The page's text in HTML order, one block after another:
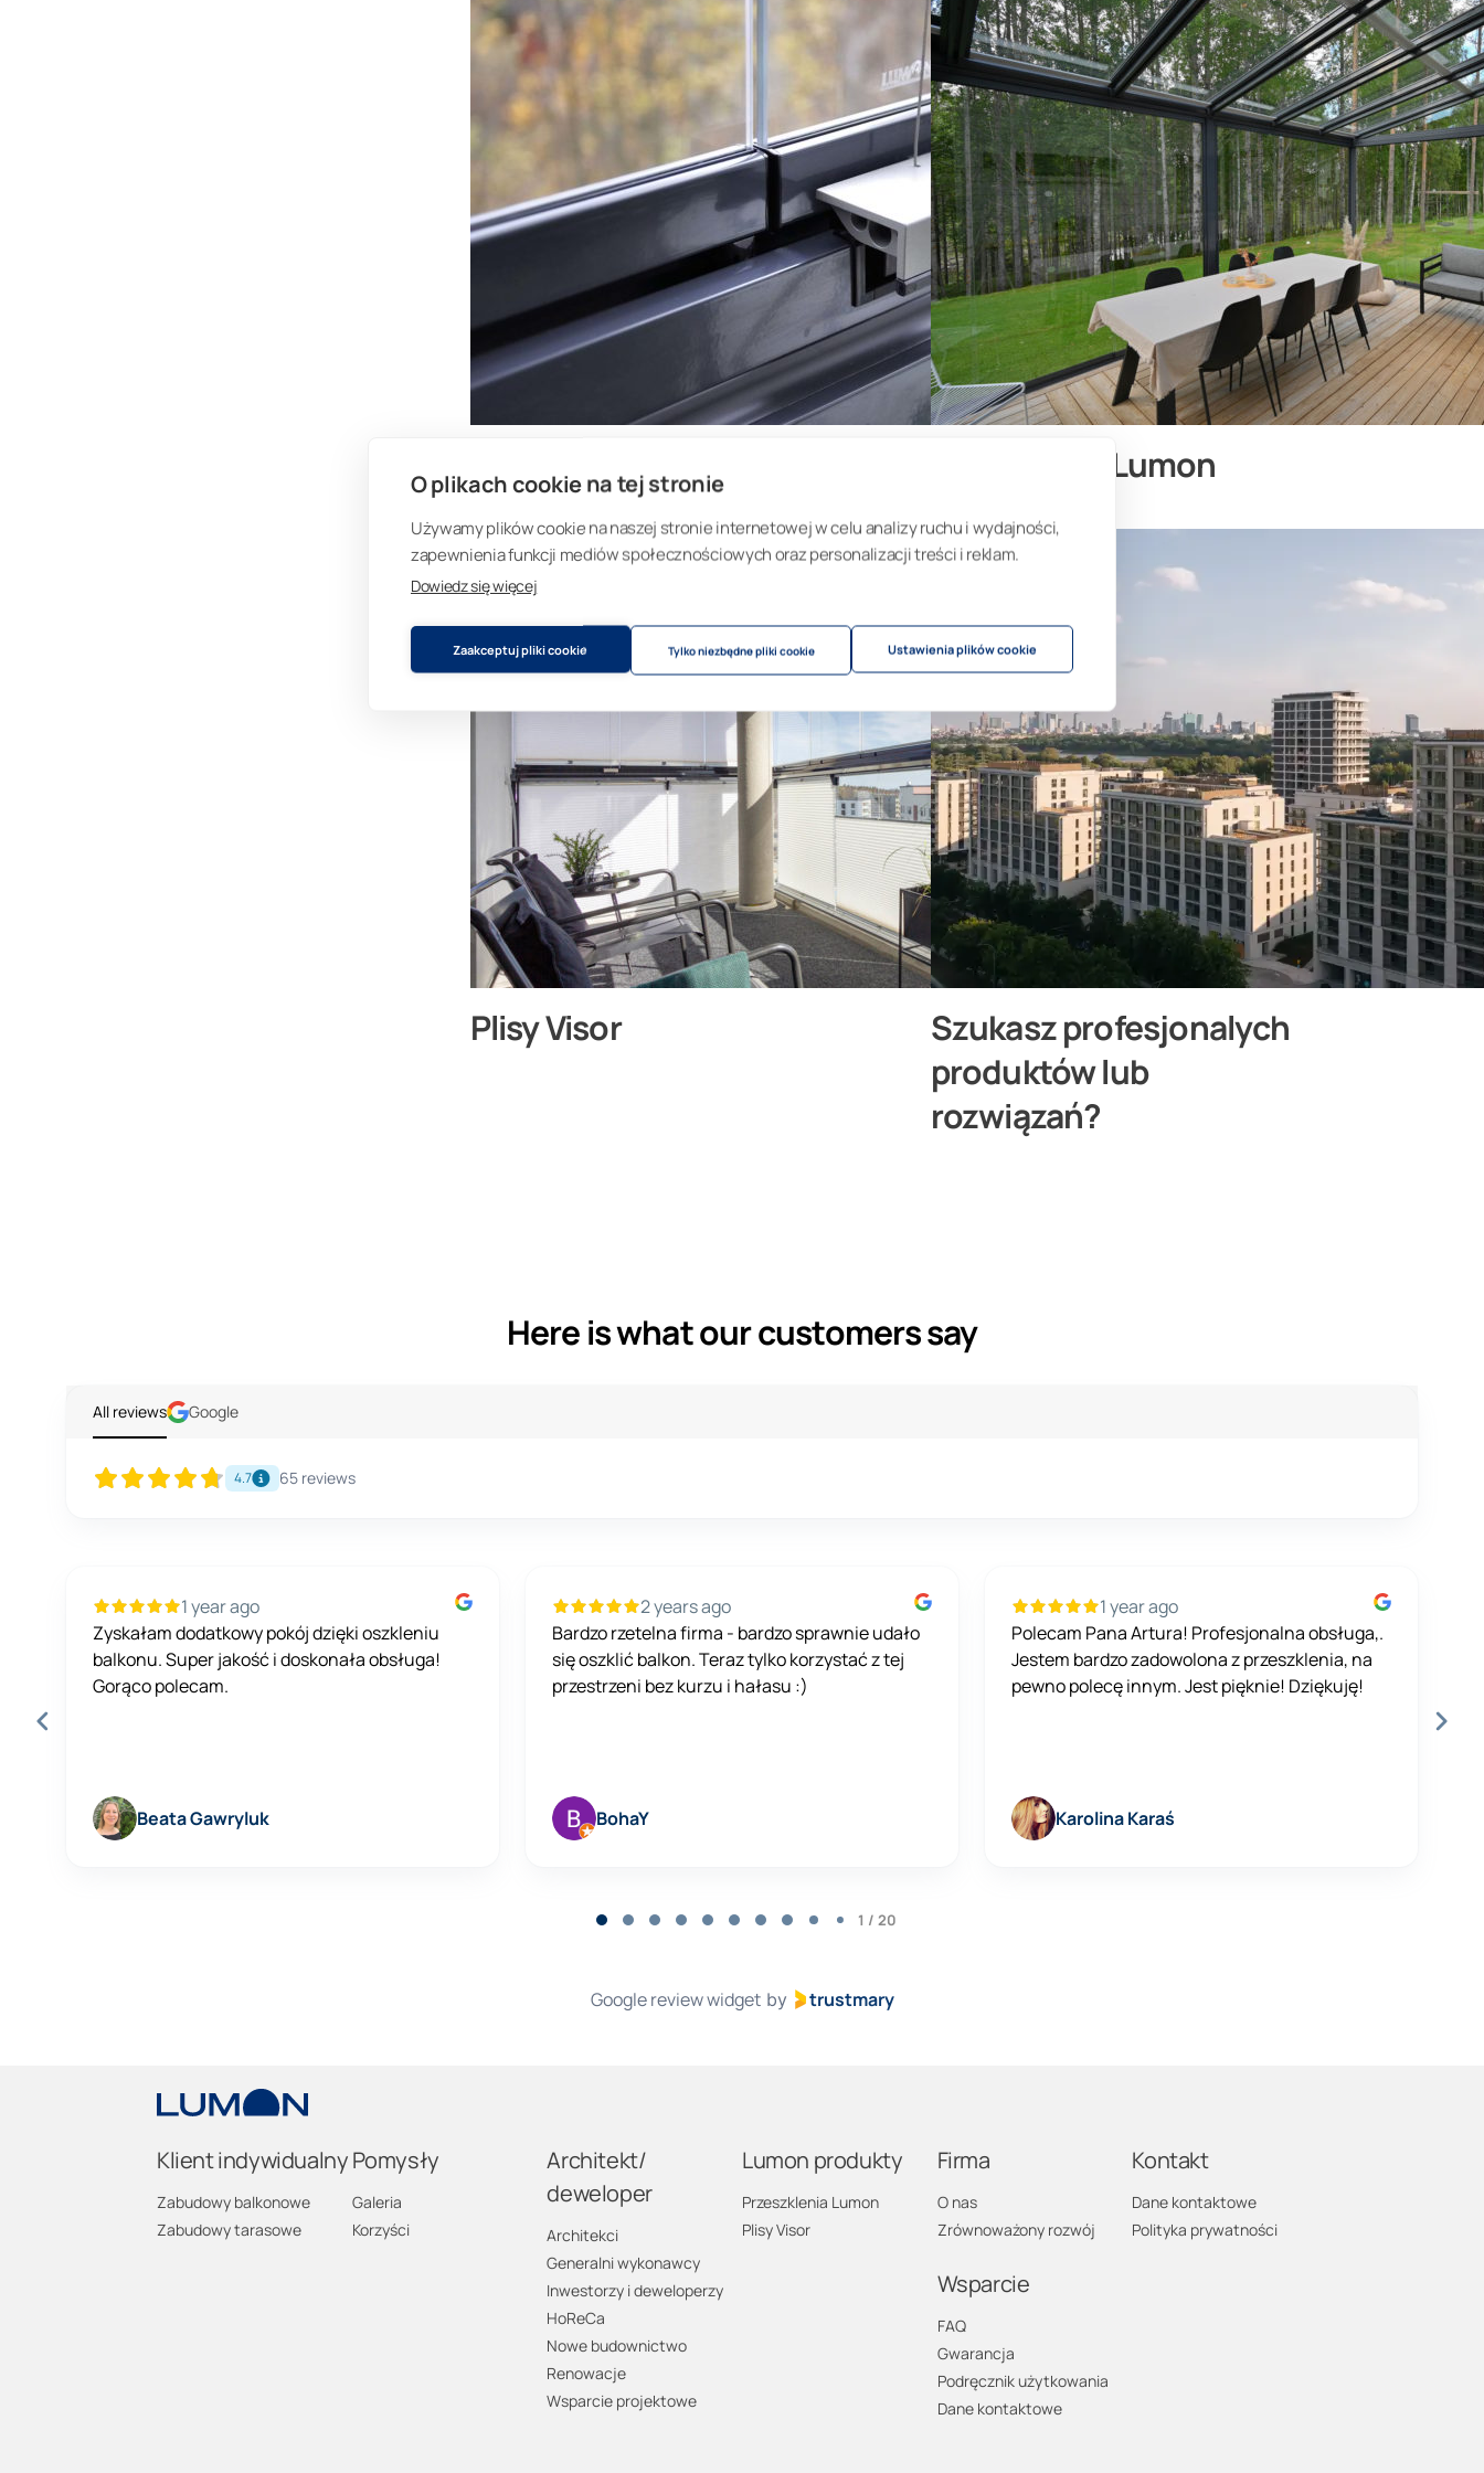
O plikach cookie na tej stronie
Używamy plików cookie na naszej stronie internetowej w celu analizy ruchu i wydajności,
zapewnienia funkcji mediów społecznościowych oraz personalizacji treści i reklam.
Dowiedz się więcej
Zaakceptuj pliki cookie Tylko niezbędne pliki cookie Ustawienia plików cookie
Przeszklenia Lumon Zadaszenia Lumon
Plisy Visor
Szukasz profesjonalych
produktów lub
rozwiązań?
Here is what our customers say
All reviews Google
4.7 65 reviews
1 year ago
Zyskałam dodatkowy pokój dzięki oszkleniu
balkonu. Super jakość i doskonała obsługa!
Gorąco polecam.
Beata Gawryluk
2 years ago
Bardzo rzetelna firma - bardzo sprawnie udało
się oszklić balkon. Teraz tylko korzystać z tej
przestrzeni bez kurzu i hałasu :)
BohaY
1 year ago
Polecam Pana Artura! Profesjonalna obsługa,.
Jestem bardzo zadowolona z przeszklenia, na
pewno polecę innym. Jest pięknie! Dziękuję!
Karolina Karaś
1 / 20
Google review widgetby trustmary
Klient indywidualny
Zabudowy balkonowe
Zabudowy tarasowe
Pomysły
Galeria
Korzyści
Architekt/
deweloper
Architekci
Generalni wykonawcy
Inwestorzy i deweloperzy
HoReCa
Nowe budownictwo
Renowacje
Wsparcie projektowe
Lumon produkty
Przeszklenia Lumon
Plisy Visor
Firma
O nas
Zrównoważony rozwój
Wsparcie
FAQ
Gwarancja
Podręcznik użytkowania
Dane kontaktowe
Kontakt
Dane kontaktowe
Polityka prywatności